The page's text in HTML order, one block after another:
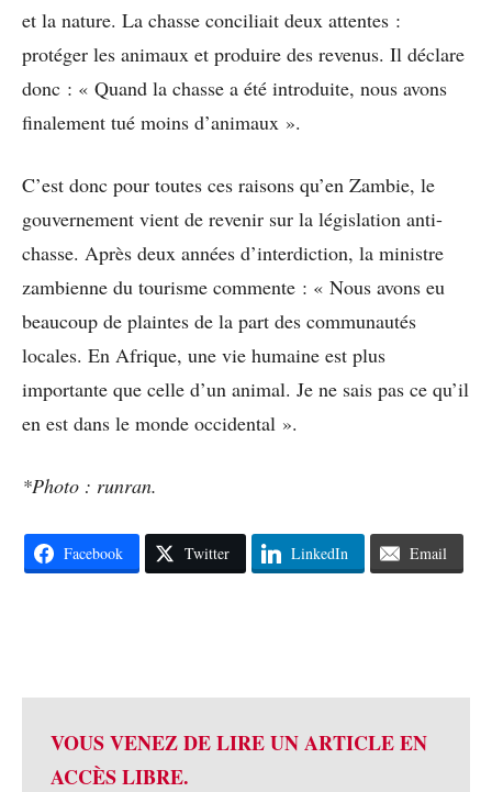
et la nature. La chasse conciliait deux attentes :
protéger les animaux et produire des revenus. Il déclare
donc : « Quand la chasse a été introduite, nous avons
finalement tué moins d’animaux ».
C’est donc pour toutes ces raisons qu’en Zambie, le
gouvernement vient de revenir sur la législation anti-
chasse. Après deux années d’interdiction, la ministre
zambienne du tourisme commente : « Nous avons eu
beaucoup de plaintes de la part des communautés
locales. En Afrique, une vie humaine est plus
importante que celle d’un animal. Je ne sais pas ce qu’il
en est dans le monde occidental ».
*Photo : runran.
Facebook Twitter LinkedIn Email
VOUS VENEZ DE LIRE UN ARTICLE EN
ACCÈS LIBRE.